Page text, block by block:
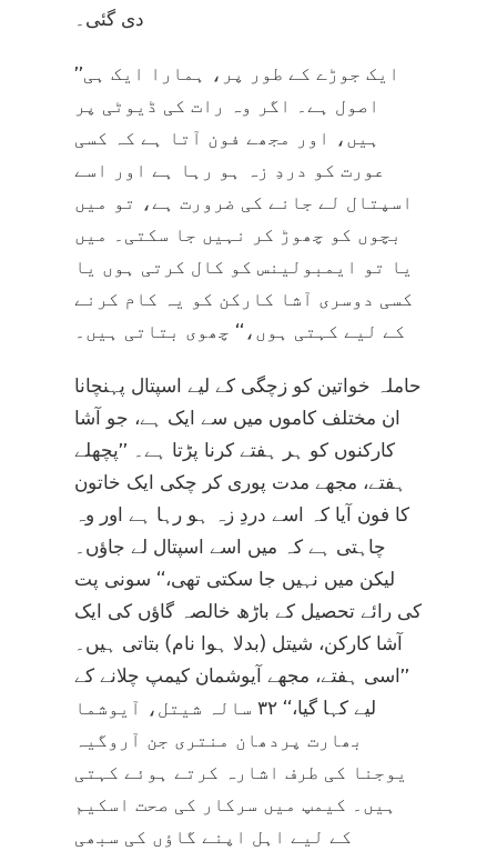
دی گئی۔
’’ایک جوڑے کے طور پر، ہمارا ایک ہی
اصول ہے۔ اگر وہ رات کی ڈیوٹی پر
ہیں، اور مجھے فون آتا ہے کہ کسی
عورت کو دردِ زہ ہو رہا ہے اور اسے
اسپتال لے جانے کی ضرورت ہے، تو میں
بچوں کو چھوڑ کر نہیں جا سکتی۔ میں
یا تو ایمبولینس کو کال کرتی ہوں یا
کسی دوسری آشا کارکن کو یہ کام کرنے
کے لیے کہتی ہوں،‘‘ چھوی بتاتی ہیں۔
حاملہ خواتین کو زچگی کے لیے اسپتال پہنچانا
ان مختلف کاموں میں سے ایک ہے، جو آشا
کارکنوں کو ہر ہفتے کرنا پڑتا ہے۔ ’’پچھلے
ہفتے، مجھے مدت پوری کر چکی ایک خاتون
کا فون آیا کہ اسے دردِ زہ ہو رہا ہے اور وہ
چاہتی ہے کہ میں اسے اسپتال لے جاؤں۔
لیکن میں نہیں جا سکتی تھی،‘‘ سونی پت
کی رائے تحصیل کے باڑھ خالصہ گاؤں کی ایک
آشا کارکن، شیتل (بدلا ہوا نام) بتاتی ہیں۔
’’اسی ہفتے، مجھے آیوشمان کیمپ چلانے کے
لیے کہا گیا،‘‘ ۳۲ سالہ شیتل، آیوشما
بھارت پردھان منتری جن آروگیہ
یوجنا کی طرف اشارہ کرتے ہوئے کہتی
ہیں۔ کیمپ میں سرکار کی صحت اسکیم
کے لیے اہل اپنے گاؤں کی سبھی